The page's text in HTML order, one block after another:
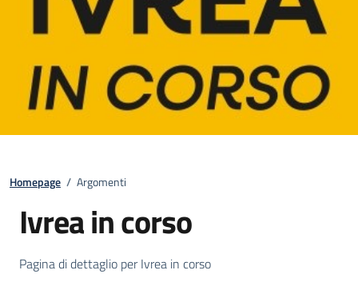
Homepage / Argomenti
Ivrea in corso
Dettagli su Ivrea in corso
Pagina di dettaglio per Ivrea in corso